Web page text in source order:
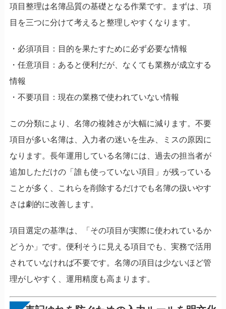
項目整理は名簿品質の基礎となる作業です。まずは、項
目を三つに分けて考えると整理しやすくなります。
・必須項目：目的を果たすために必ず必要な情報
・任意項目：あると便利だが、なくても業務が成立する
情報
・不要項目：現在の業務で使われていない情報
この分類により、名簿の複雑さが大幅に減ります。不要
項目が多い名簿は、入力者の迷いを生み、ミスの原因に
なります。長年運用している名簿には、過去の担当者が
追加しただけの「誰も使っていない項目」が残っている
ことが多く、これらを削除するだけでも名簿の扱いやす
さは劇的に改善します。
項目選定の基準は、「その項目が実際に使われているか
どうか」です。便利そうに見える項目でも、実務で活用
されていなければ不要です。名簿の項目は少ないほど管
理がしやすく、運用精度も高まります。